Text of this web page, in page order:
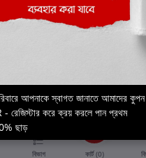
Boier Haat™ | © All rights
বিভাগ কার্ট (0)
আপনাকে স্বাগত জানাতে আমাদের
রেজিস্টার করে ক্রয় করলে পান প্রথম
ছাড়